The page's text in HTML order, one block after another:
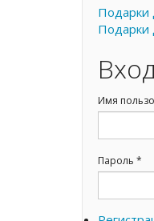
Подарки
Подарки
Имя
Пароль *